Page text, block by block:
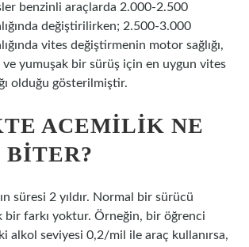
benzinli araçlarda 2.000-2.500
değiştirilirken; 2.500-3.000
vites değiştirmenin motor sağlığı,
ve yumuşak bir sürüş için en uygun vites
olduğu gösterilmiştir.
ACEMILIK NE
süresi 2 yıldır. Normal bir sürücü
bir farkı yoktur. Örneğin, bir öğrenci
alkol seviyesi 0,2/mil ile araç kullanırsa,